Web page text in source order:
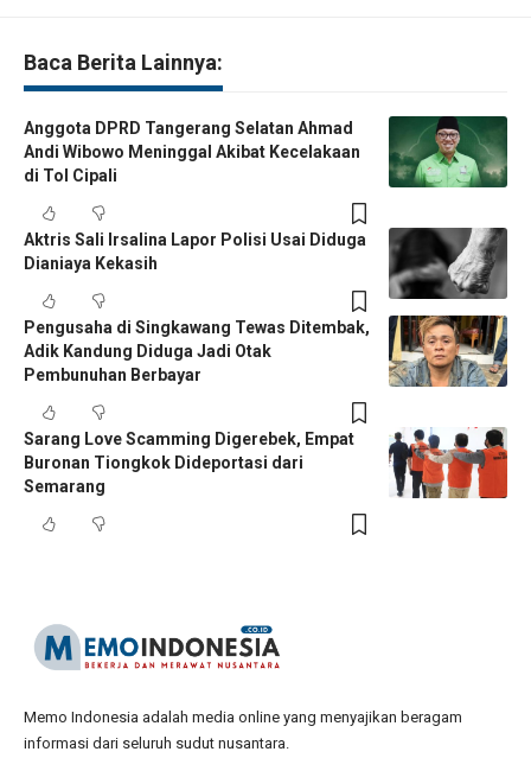
Baca Berita Lainnya:
Anggota DPRD Tangerang Selatan Ahmad
Andi Wibowo Meninggal Akibat Kecelakaan
di Tol Cipali
Aktris Sali Irsalina Lapor Polisi Usai Diduga
Dianiaya Kekasih
Pengusaha di Singkawang Tewas Ditembak,
Adik Kandung Diduga Jadi Otak
Pembunuhan Berbayar
Sarang Love Scamming Digerebek, Empat
Buronan Tiongkok Dideportasi dari
Semarang
Memo Indonesia adalah media online yang menyajikan beragam
informasi dari seluruh sudut nusantara.